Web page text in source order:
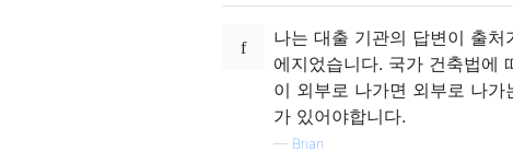
나는 대출 기관의 답변이 출
에지었습니다. 국가 건축법에
이 외부로 나가면 외부로 나
가 있어야합니다.
— Brian